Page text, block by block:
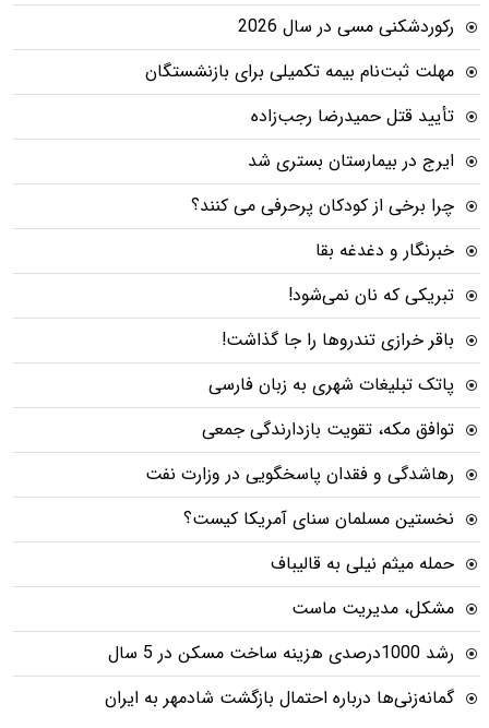
رکوردشکنی مسی در سال 2026
مهلت ثبت‌نام بیمه تکمیلی برای بازنشستگان
تأیید قتل حمیدرضا رجب‌زاده
ایرج در بیمارستان بستری شد
چرا برخی از کودکان پرحرفی می کنند؟
خبرنگار و دغدغه بقا
تبریکی که نان نمی‌شود!
باقر خرازی تندروها را جا گذاشت!
پاتک تبلیغات شهری به زبان فارسی
توافق مکه، تقویت بازدارندگی جمعی
رهاشدگی و فقدان پاسخگویی در وزارت نفت
نخستین مسلمان سنای آمریکا کیست؟
حمله میثم نیلی به قالیباف
مشکل، مدیریت ماست
رشد 1000درصدی هزینه ساخت مسکن در 5 سال
گمانه‌زنی‌ها درباره احتمال بازگشت شادمهر به ایران